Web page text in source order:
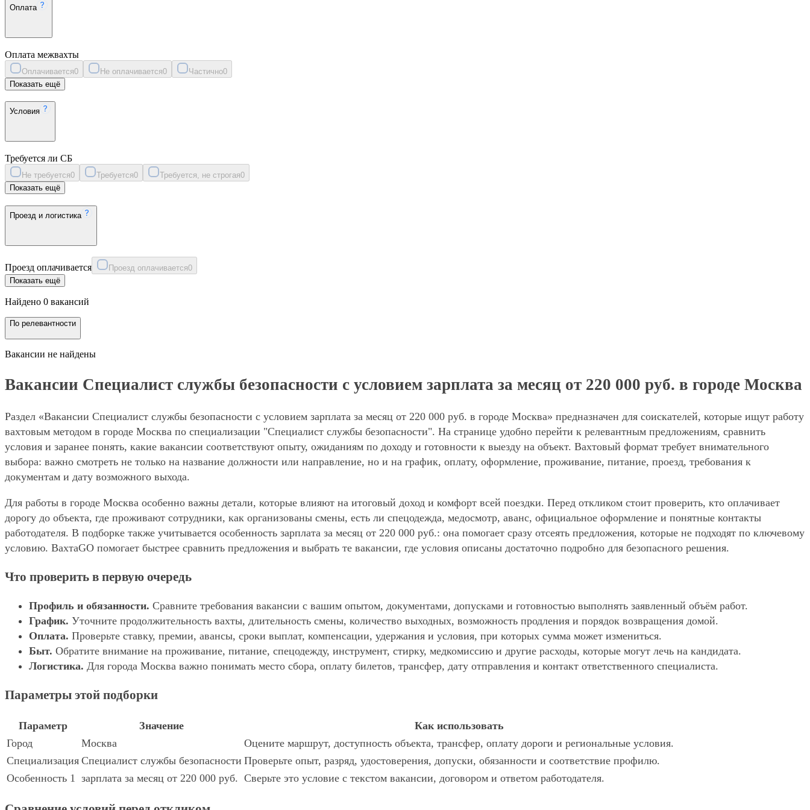
Оплата
Оплата межвахты
Оплачивается0 Не оплачивается0 Частично0
Показать ещё
Условия
Требуется ли СБ
Не требуется0 Требуется0 Требуется, не строгая0
Показать ещё
Проезд и логистика
Проезд оплачивается Проезд оплачивается0
Показать ещё
Найдено 0 вакансий
По релевантности
Вакансии не найдены
Вакансии Специалист службы безопасности с условием зарплата за месяц от 220 000 руб. в городе Москва
Раздел «Вакансии Специалист службы безопасности с условием зарплата за месяц от 220 000 руб. в городе Москва» предназначен для соискателей, которые ищут работу
вахтовым методом в городе Москва по специализации "Специалист службы безопасности". На странице удобно перейти к релевантным предложениям, сравнить
условия и заранее понять, какие вакансии соответствуют опыту, ожиданиям по доходу и готовности к выезду на объект. Вахтовый формат требует внимательного
выбора: важно смотреть не только на название должности или направление, но и на график, оплату, оформление, проживание, питание, проезд, требования к
документам и дату возможного выхода.
Для работы в городе Москва особенно важны детали, которые влияют на итоговый доход и комфорт всей поездки. Перед откликом стоит проверить, кто оплачивает
дорогу до объекта, где проживают сотрудники, как организованы смены, есть ли спецодежда, медосмотр, аванс, официальное оформление и понятные контакты
работодателя. В подборке также учитывается особенность зарплата за месяц от 220 000 руб.: она помогает сразу отсеять предложения, которые не подходят по ключевому
условию. ВахтаGO помогает быстрее сравнить предложения и выбрать те вакансии, где условия описаны достаточно подробно для безопасного решения.
Что проверить в первую очередь
Профиль и обязанности. Сравните требования вакансии с вашим опытом, документами, допусками и готовностью выполнять заявленный объём работ.
График. Уточните продолжительность вахты, длительность смены, количество выходных, возможность продления и порядок возвращения домой.
Оплата. Проверьте ставку, премии, авансы, сроки выплат, компенсации, удержания и условия, при которых сумма может измениться.
Быт. Обратите внимание на проживание, питание, спецодежду, инструмент, стирку, медкомиссию и другие расходы, которые могут лечь на кандидата.
Логистика. Для города Москва важно понимать место сбора, оплату билетов, трансфер, дату отправления и контакт ответственного специалиста.
Параметры этой подборки
Параметр Значение
Как использовать
Город
Москва
Оцените маршрут, доступность объекта, трансфер, оплату дороги и региональные условия.
Специализация Специалист службы безопасности Проверьте опыт, разряд, удостоверения, допуски, обязанности и соответствие профилю.
Особенность 1 зарплата за месяц от 220 000 руб. Сверьте это условие с текстом вакансии, договором и ответом работодателя.